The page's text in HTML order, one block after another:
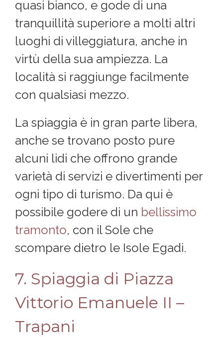
quasi bianco, e gode di una
tranquillità superiore a molti altri
luoghi di villeggiatura, anche in
virtù della sua ampiezza. La
località si raggiunge facilmente
con qualsiasi mezzo.
La spiaggia è in gran parte libera,
anche se trovano posto pure
alcuni lidi che offrono grande
varietà di servizi e divertimenti per
ogni tipo di turismo. Da qui è
possibile godere di un bellissimo
tramonto, con il Sole che
scompare dietro le Isole Egadi.
7. Spiaggia di Piazza
Vittorio Emanuele II –
Trapani